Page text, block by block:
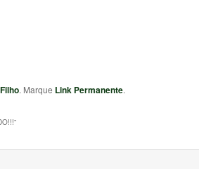
. Marque Link Permanente.
”